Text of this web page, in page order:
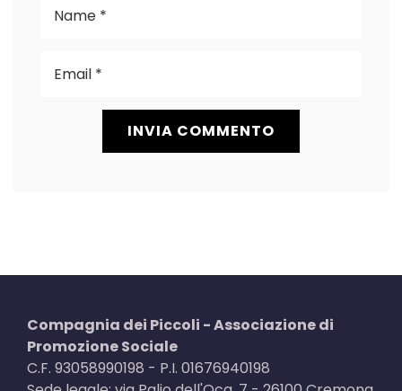
Compagnia dei Piccoli - Associazione di
Promozione Sociale
C.F. 93058990198 - P.I. 01676940198